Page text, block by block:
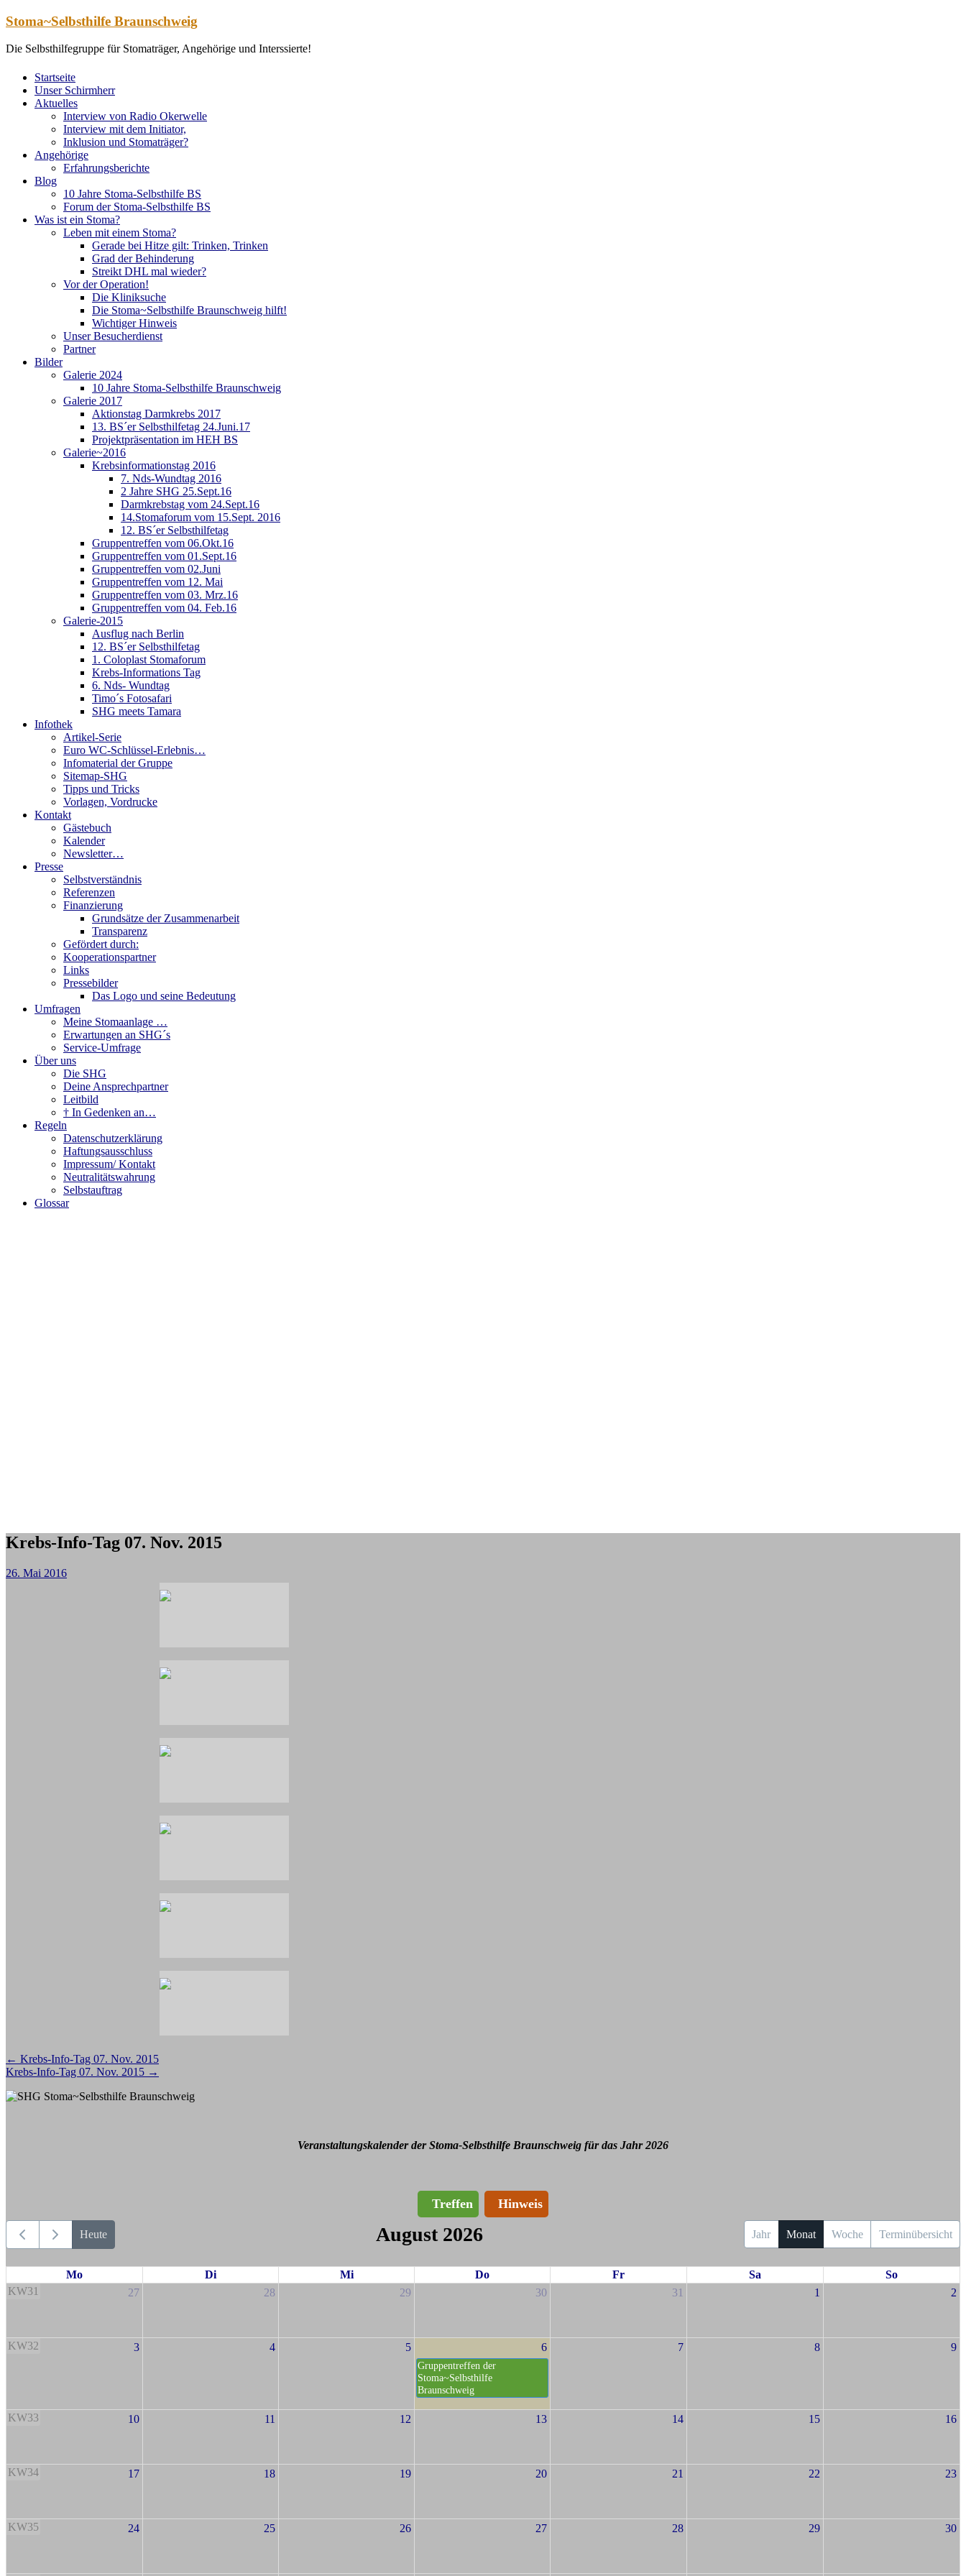
Zum
springen
Stoma~Selbsthilfe Braunschweig
Die Selbsthilfegruppe für Stomaträger, Angehörige und Interssierte!
Startseite
Unser Schirmherr
Aktuelles
Interview von Radio Okerwelle
Interview mit dem Initiator,
Inklusion und Stomaträger?
Angehörige
Erfahrungsberichte
Blog
10 Jahre Stoma-Selbsthilfe BS
Forum der Stoma-Selbsthilfe BS
Was ist ein Stoma?
Leben mit einem Stoma?
Gerade bei Hitze gilt: Trinken, Trinken
Grad der Behinderung
Streikt DHL mal wieder?
Vor der Operation!
Die Kliniksuche
Die Stoma~Selbsthilfe Braunschweig hilft!
Wichtiger Hinweis
Unser Besucherdienst
Partner
Bilder
Galerie 2024
10 Jahre Stoma-Selbsthilfe Braunschweig
Galerie 2017
Aktionstag Darmkrebs 2017
13. BS´er Selbsthilfetag 24.Juni.17
Projektpräsentation im HEH BS
Galerie~2016
Krebsinformationstag 2016
7. Nds-Wundtag 2016
2 Jahre SHG 25.Sept.16
Darmkrebstag vom 24.Sept.16
14.Stomaforum vom 15.Sept. 2016
12. BS´er Selbsthilfetag
Gruppentreffen vom 06.Okt.16
Gruppentreffen vom 01.Sept.16
Gruppentreffen vom 02.Juni
Gruppentreffen vom 12. Mai
Gruppentreffen vom 03. Mrz.16
Gruppentreffen vom 04. Feb.16
Galerie-2015
Ausflug nach Berlin
12. BS´er Selbsthilfetag
1. Coloplast Stomaforum
Krebs-Informations Tag
6. Nds- Wundtag
Timo´s Fotosafari
SHG meets Tamara
Infothek
Artikel-Serie
Euro WC-Schlüssel-Erlebnis…
Infomaterial der Gruppe
Sitemap-SHG
Tipps und Tricks
Vorlagen, Vordrucke
Kontakt
Gästebuch
Kalender
Newsletter…
Presse
Selbstverständnis
Referenzen
Finanzierung
Grundsätze der Zusammenarbeit
Transparenz
Gefördert durch:
Kooperationspartner
Links
Pressebilder
Das Logo und seine Bedeutung
Umfragen
Meine Stomaanlage …
Erwartungen an SHG´s
Service-Umfrage
Über uns
Die SHG
Deine Ansprechpartner
Leitbild
† In Gedenken an…
Regeln
Datenschutzerklärung
Haftungsausschluss
Impressum/ Kontakt
Neutralitätswahrung
Selbstauftrag
Glossar
Krebs-Info-Tag 07. Nov. 2015
26. Mai 2016
Beitragsnavigation
← Krebs-Info-Tag 07. Nov. 2015
Krebs-Info-Tag 07. Nov. 2015 →
Veranstaltungskalender der Stoma-Selbsthilfe Braunschweig für das Jahr 2026
Treffen Hinweis
Heute August 2026 Jahr Monat Woche Terminübersicht
Mo Di Mi Do Fr Sa
So
KW31
27 28 29 30 31 1 2
KW32 3 4 5 6
Gruppentreffen der
Stoma~Selbsthilfe
Braunschweig
7 8 9
KW33 10 11 12 13 14 15 16
KW34 17 18 19 20 21 22 23
KW35 24 25 26 27 28 29 30